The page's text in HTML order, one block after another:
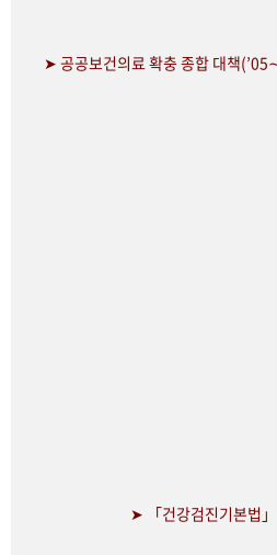
➤ 공공보건의료 확충 종합 대책
➤ 「건강검진기본법